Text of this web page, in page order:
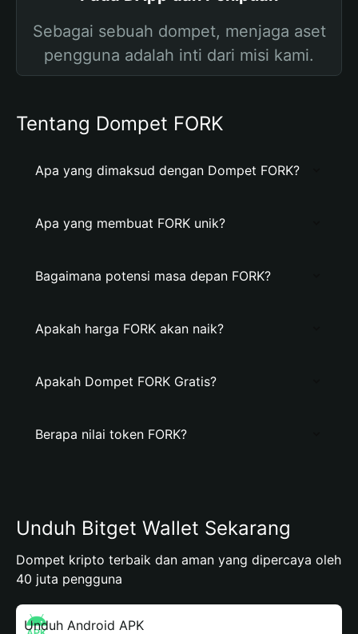
Sebagai sebuah dompet, menjaga aset
pengguna adalah inti dari misi kami.
Tentang Dompet FORK
Apa yang dimaksud dengan Dompet FORK?
Apa yang membuat FORK unik?
Bagaimana potensi masa depan FORK?
Apakah harga FORK akan naik?
Apakah Dompet FORK Gratis?
Berapa nilai token FORK?
Unduh Bitget Wallet Sekarang
Dompet kripto terbaik dan aman yang dipercaya oleh
40 juta pengguna
Unduh Android APK